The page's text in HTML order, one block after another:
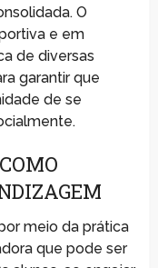
O
e em
de diversas
garantir que
de se
meio da prática
que pode ser